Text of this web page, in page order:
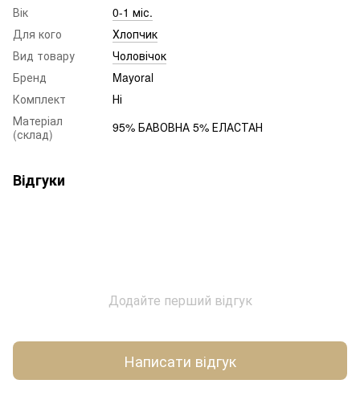
Вік
0-1 міс.
Для кого
Хлопчик
Вид товару
Чоловічок
Бренд
Mayoral
Комплект
Ні
Матеріал
(склад)
95% БАВОВНА 5% ЕЛАСТАН
Відгуки
Додайте перший відгук
Написати відгук